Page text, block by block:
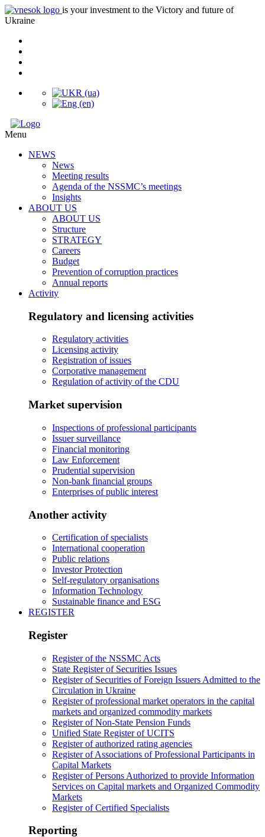
is your investment to the Victory and future of
Ukraine
Menu
NEWS
News
Meeting results
Agenda of the NSSMC’s meetings
Insights
ABOUT US
ABOUT US
Structure
STRATEGY
Careers
Budget
Prevention of corruption practices
Annual reports
Activity
Regulatory and licensing activities
Regulatory activities
Licensing activity
Registration of issues
Corporative management
Regulation of activity of the CDU
Market supervision
Inspections of professional participants
Issuer surveillance
Financial monitoring
Law Enforcement
Prudential supervision
Non-bank financial groups
Enterprises of public interest
Another activity
Certification of specialists
International cooperation
Public relations
Investor Protection
Self-regulatory organisations
Information Technology
Sustainable finance and ESG
REGISTER
Register
Register of the NSSMC Acts
State Register of Securities Issues
Register of Securities of Foreign Issuers Admitted to the
Circulation in Ukraine
Register of professional market operators in the capital
markets and organized commodity markets
Register of Non-State Pension Funds
Unified State Register of UCITS
Register of authorized rating agencies
Register of Associations of Professional Participants in
Capital Markets
Register of Persons Authorized to provide Information
Services on Capital markets and Organized Commodity
Markets
Register of Certified Specialists
Reporting